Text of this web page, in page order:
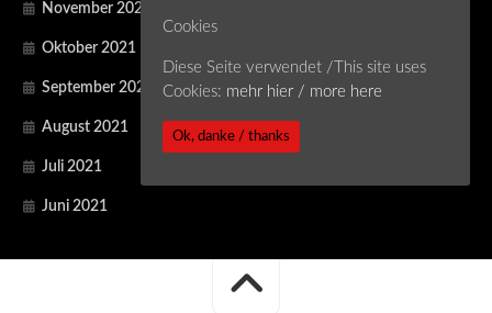
November 2021
Oktober 2021
September 2021
August 2021
Juli 2021
Juni 2021
Cookies
Diese Seite verwendet /This site uses
Cookies: mehr hier / more here
Ok, danke / thanks